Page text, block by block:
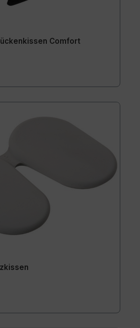
Comfort